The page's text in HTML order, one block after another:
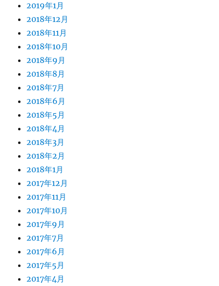
2019年1月
2018年12月
2018年11月
2018年10月
2018年9月
2018年8月
2018年7月
2018年6月
2018年5月
2018年4月
2018年3月
2018年2月
2018年1月
2017年12月
2017年11月
2017年10月
2017年9月
2017年7月
2017年6月
2017年5月
2017年4月